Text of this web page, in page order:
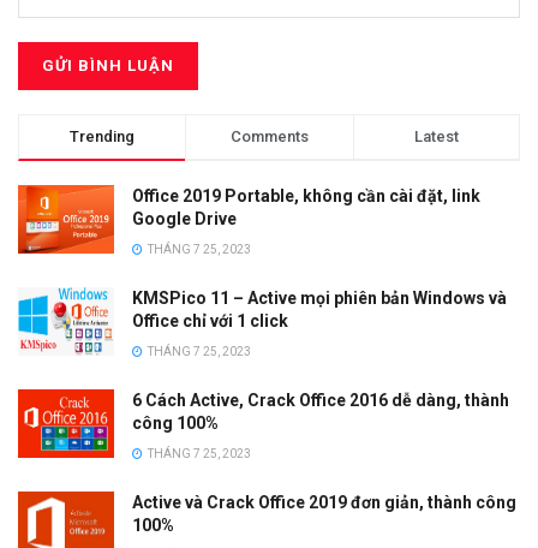
Trending Comments Latest
Office 2019 Portable, không cần cài đặt, link
Google Drive
THÁNG 7 25, 2023
KMSPico 11 – Active mọi phiên bản Windows và
Office chỉ với 1 click
THÁNG 7 25, 2023
6 Cách Active, Crack Office 2016 dễ dàng, thành
công 100%
THÁNG 7 25, 2023
Active và Crack Office 2019 đơn giản, thành công
100%